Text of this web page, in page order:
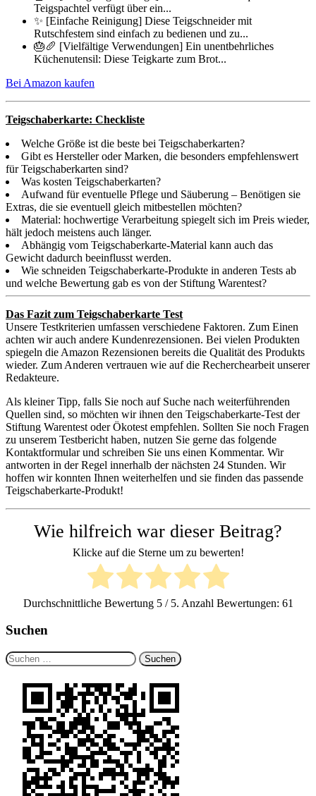
Teigspachtel verfügt über ein...
✨ [Einfache Reinigung]​ Diese Teigschneider mit
Rutschfestem sind einfach zu bedienen und zu...
🎂🥖 [Vielfältige Verwendungen]​ Ein unentbehrliches
Küchenutensil: Diese Teigkarte zum Brot...
Bei Amazon kaufen
Teigschaberkarte: Checkliste
Welche Größe ist die beste bei Teigschaberkarten?
Gibt es Hersteller oder Marken, die besonders empfehlenswert
für Teigschaberkarten sind?
Was kosten Teigschaberkarten?
Aufwand für eventuelle Pflege und Säuberung – Benötigen sie
Extras, die sie eventuell gleich mitbestellen möchten?
Material: hochwertige Verarbeitung spiegelt sich im Preis wieder,
hält jedoch meistens auch länger.
Abhängig vom Teigschaberkarte-Material kann auch das
Gewicht dadurch beeinflusst werden.
Wie schneiden Teigschaberkarte-Produkte in anderen Tests ab
und welche Bewertung gab es von der Stiftung Warentest?
Das Fazit zum Teigschaberkarte Test
Unsere Testkriterien umfassen verschiedene Faktoren. Zum Einen
achten wir auch andere Kundenrezensionen. Bei vielen Produkten
spiegeln die Amazon Rezensionen bereits die Qualität des Produkts
wieder. Zum Anderen vertrauen wie auf die Recherchearbeit unserer
Redakteure.
Als kleiner Tipp, falls Sie noch auf Suche nach weiterführenden
Quellen sind, so möchten wir ihnen den Teigschaberkarte-Test der
Stiftung Warentest oder Ökotest empfehlen. Sollten Sie noch Fragen
zu unserem Testbericht haben, nutzen Sie gerne das folgende
Kontaktformular und schreiben Sie uns einen Kommentar. Wir
antworten in der Regel innerhalb der nächsten 24 Stunden. Wir
hoffen wir konnten Ihnen weiterhelfen und sie finden das passende
Teigschaberkarte-Produkt!
Wie hilfreich war dieser Beitrag?
Klicke auf die Sterne um zu bewerten!
Durchschnittliche Bewertung 5/ 5. Anzahl Bewertungen: 61
Suchen
Suchen
nach: